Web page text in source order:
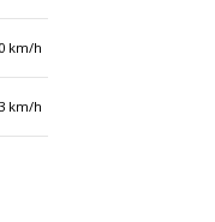
km/h
km/h